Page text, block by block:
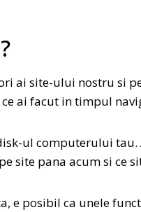
ai site-ului nostru si
ai facut in timpul
ul computerului
site pana acum si ce
e posibil ca unele